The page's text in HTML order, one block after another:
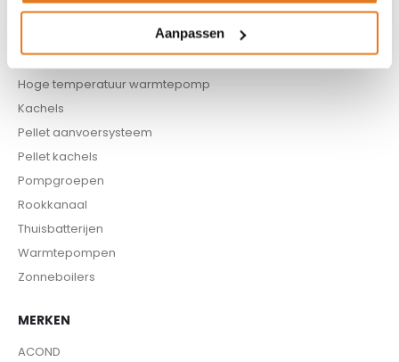
Aanpassen
CV haard
Infrarood panelen
Hoge temperatuur warmtepomp
Kachels
Pellet aanvoersysteem
Pellet kachels
Pompgroepen
Rookkanaal
Thuisbatterijen
Warmtepompen
Zonneboilers
MERKEN
ACOND